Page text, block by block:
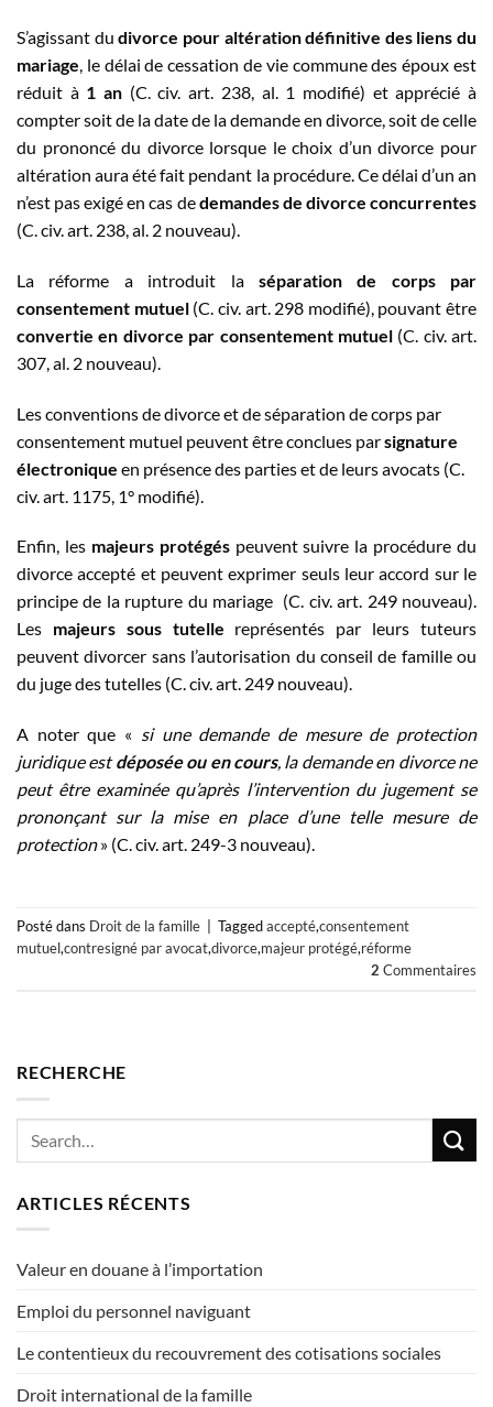
S’agissant dudivorce pour altération définitive des liens du
mariage, le délai de cessation de vie commune des époux est
réduit à 1 an (C. civ. art. 238, al. 1 modifié) et apprécié à
compter soit de la date de la demande en divorce, soit de celle
du prononcé du divorce lorsque le choix d’un divorce pour
altération aura été fait pendant la procédure. Ce délai d’un an
n’est pas exigé en cas dedemandes de divorce concurrentes
(C. civ. art. 238, al. 2 nouveau).
La réforme a introduit la séparation de corps par
consentement mutuel(C. civ. art. 298 modifié), pouvant être
convertie en divorce par consentement mutuel(C. civ. art.
307, al. 2 nouveau).
Les conventions de divorce et de séparation de corps par
consentement mutuel peuvent être conclues parsignature
électronique en présence des parties et de leurs avocats (C.
civ. art. 1175, 1° modifié).
Enfin, les majeurs protégéspeuvent suivre la procédure du
divorce accepté et peuvent exprimer seuls leur accord sur le
principe de la rupture du mariage (C. civ. art. 249 nouveau).
Les majeurs sous tutelle représentés par leurs tuteurs
peuvent divorcer sans l’autorisation du conseil de famille ou
du juge des tutelles (C. civ. art. 249 nouveau).
A noter que « si une demande de mesure de protection
juridique estdéposée ou en cours, la demande en divorce ne
peut être examinée qu’après l’intervention du jugement se
prononçant sur la mise en place d’une telle mesure de
protection» (C. civ. art. 249-3 nouveau).
Posté dans Droit de la famille Taggedaccepté,consentement
mutuel,contresigné par avocat,divorce,majeur protégé,réforme
2 Commentaires
RECHERCHE
ARTICLES RÉCENTS
Valeur en douane à l’importation
Emploi du personnel naviguant
Le contentieux du recouvrement des cotisations sociales
Droit international de la famille